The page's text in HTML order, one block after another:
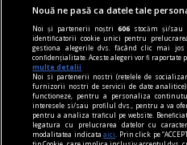
Nouă ne pasă ca datele tale
Noi și partenerii noștri606 stocăm și/sau
identificatorii cookie unici pentru
gestiona alegerile dvs. făcând clic mai
confidențialitate. Aceste alegeri vor fi raportate
multe detalii
Noi si partenerii nostri (retelele de
furnizorii nostri de servicii de date
functioneze, pentru a personaliza
interesele si/sau profilul dvs., pentru a va
pentru a analiza traficul pe website.
legatura cu prelucrarea datelor cu
modalitatea indicataaici
. Prin click pe